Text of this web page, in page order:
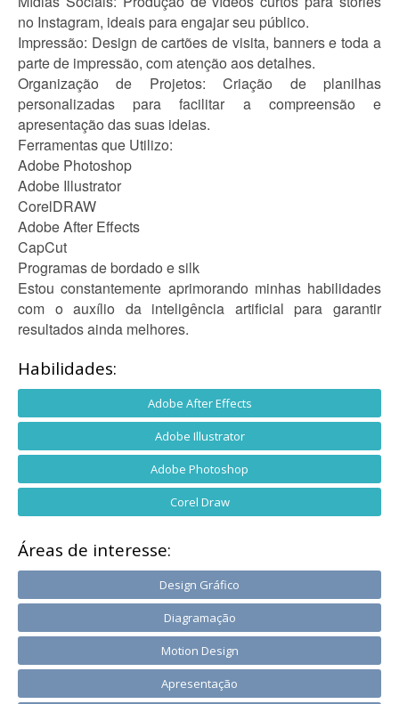
no Instagram, ideais para engajar seu público.
Impressão: Design de cartões de visita, banners e toda a
parte de impressão, com atenção aos detalhes.
Organização de Projetos: Criação de planilhas
personalizadas para facilitar a compreensão e
apresentação das suas ideias.
Ferramentas que Utilizo:
Adobe Photoshop
Adobe Illustrator
CorelDRAW
Adobe After Effects
CapCut
Programas de bordado e silk
Estou constantemente aprimorando minhas habilidades
com o auxílio da inteligência artificial para garantir
resultados ainda melhores.
Habilidades:
Adobe After Effects
Adobe Illustrator
Adobe Photoshop
Corel Draw
Áreas de interesse:
Design Gráfico
Diagramação
Motion Design
Apresentação